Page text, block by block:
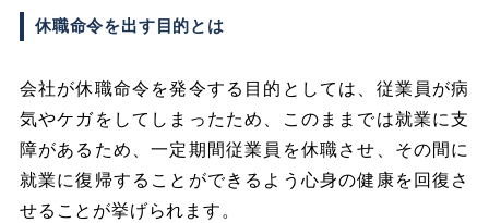
休職命令を出す目的とは
会社が休職命令を発令する目的としては、従業員が病
気やケガをしてしまったため、このままでは就業に支
障があるため、一定期間従業員を休職させ、その間に
就業に復帰することができるよう心身の健康を回復さ
せることが挙げられます。